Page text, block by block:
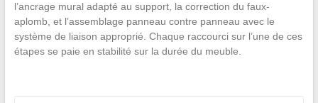
l’ancrage mural adapté au support, la correction du faux-
aplomb, et l’assemblage panneau contre panneau avec le
système de liaison approprié. Chaque raccourci sur l’une de ces
étapes se paie en stabilité sur la durée du meuble.